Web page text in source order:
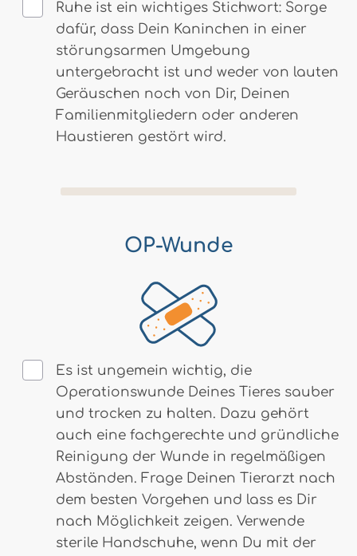
Ruhe ist ein wichtiges Stichwort: Sorge
dafür, dass Dein Kaninchen in einer
störungsarmen Umgebung
untergebracht ist und weder von lauten
Geräuschen noch von Dir, Deinen
Familienmitgliedern oder anderen
Haustieren gestört wird.
OP-Wunde
Es ist ungemein wichtig, die
Operationswunde Deines Tieres sauber
und trocken zu halten. Dazu gehört
auch eine fachgerechte und gründliche
Reinigung der Wunde in regelmäßigen
Abständen. Frage Deinen Tierarzt nach
dem besten Vorgehen und lass es Dir
nach Möglichkeit zeigen. Verwende
sterile Handschuhe, wenn Du mit der